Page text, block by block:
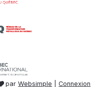
parWebsimple |Connexion